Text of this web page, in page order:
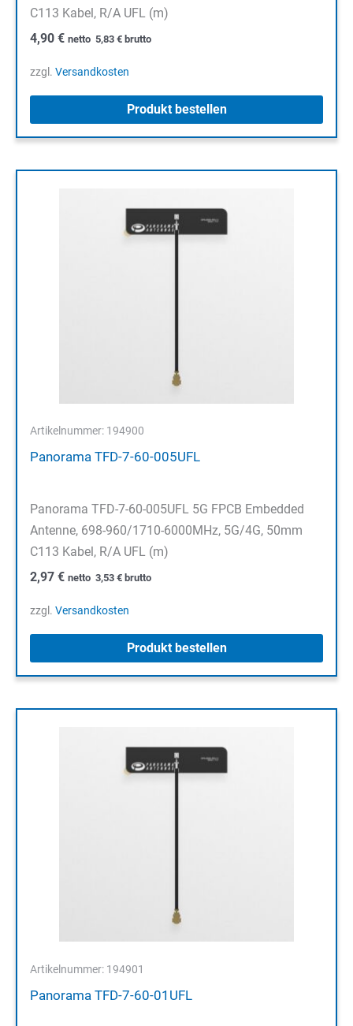
C113 Kabel, R/A UFL (m)
4,90 € netto 5,83 € brutto
zzgl. Versandkosten
Produkt bestellen
Artikelnummer: 194900
Panorama TFD-7-60-005UFL
Panorama TFD-7-60-005UFL 5G FPCB Embedded
Antenne, 698-960/1710-6000MHz, 5G/4G, 50mm
C113 Kabel, R/A UFL (m)
2,97 € netto 3,53 € brutto
zzgl. Versandkosten
Produkt bestellen
Artikelnummer: 194901
Panorama TFD-7-60-01UFL